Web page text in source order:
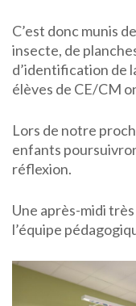
C’est donc munis
insecte, de
d’identification de
élèves de CE/CM
Lors de notre
enfants
réflexion.
Une après-midi
l’équipe